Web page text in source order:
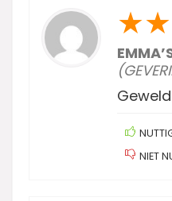
★★
NIET